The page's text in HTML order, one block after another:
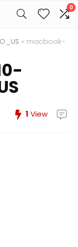
0
» macbook-
1 View